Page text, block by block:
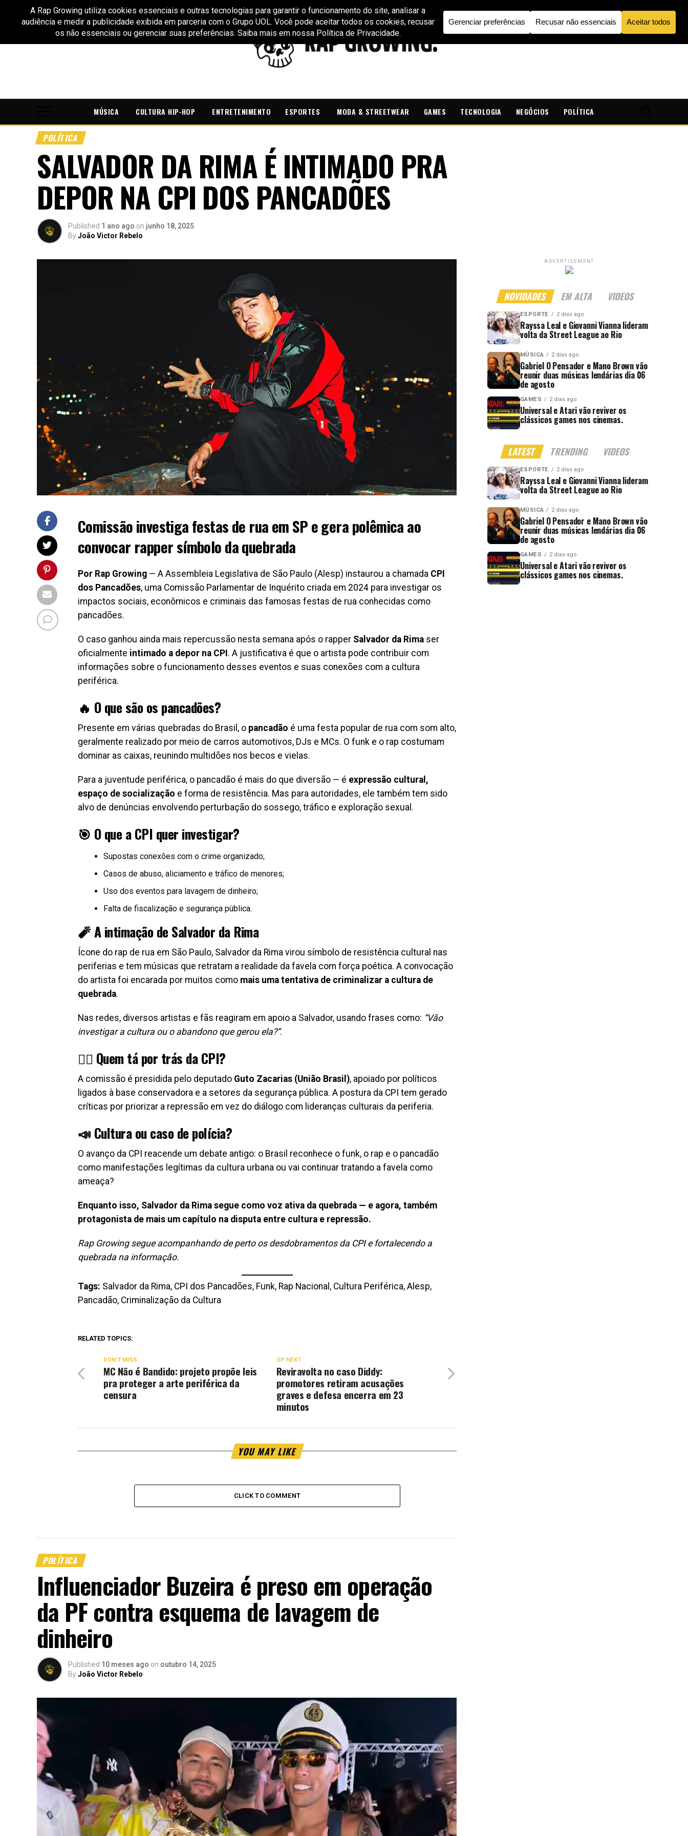
MÚSICA CULTURA HIP-HOP ENTRETENIMENTO ESPORTES MODA & STREETWEAR GAMES TECNOLOGIA NEGÓCIOS POLÍTICA
POLÍTICA
SALVADOR DA RIMA É INTIMADO PRA
DEPOR NA CPI DOS PANCADÕES
Published 1 ano ago on junho 18, 2025
ByJoão Victor Rebelo
Comissão investiga festas de rua em SP e gera polêmica ao
convocar rapper símbolo da quebrada
Por Rap Growing — A Assembleia Legislativa de São Paulo (Alesp) instaurou a chamada CPI
dos Pancadões, uma Comissão Parlamentar de Inquérito criada em 2024 para investigar os
impactos sociais, econômicos e criminais das famosas festas de rua conhecidas como
pancadões.
O caso ganhou ainda mais repercussão nesta semana após o rapper Salvador da Rima ser
oficialmente intimado a depor na CPI . A justificativa é que o artista pode contribuir com
informações sobre o funcionamento desses eventos e suas conexões com a cultura
periférica.
🔥 O que são os pancadões?
Presente em várias quebradas do Brasil, o pancadão é uma festa popular de rua com som alto,
geralmente realizado por meio de carros automotivos, DJs e MCs. O funk e o rap costumam
dominar as caixas, reunindo multidões nos becos e vielas.
Para a juventude periférica, o pancadão é mais do que diversão — é expressão cultural,
espaço de socialização e forma de resistência. Mas para autoridades, ele também tem sido
alvo de denúncias envolvendo perturbação do sossego, tráfico e exploração sexual.
🎯 O que a CPI quer investigar?
Supostas conexões com o crime organizado;
Casos de abuso, aliciamento e tráfico de menores;
Uso dos eventos para lavagem de dinheiro;
Falta de fiscalização e segurança pública.
🧨 A intimação de Salvador da Rima
Ícone do rap de rua em São Paulo, Salvador da Rima virou símbolo de resistência cultural nas
periferias e tem músicas que retratam a realidade da favela com força poética. A convocação
do artista foi encarada por muitos como mais uma tentativa de criminalizar a cultura de
quebrada.
Nas redes, diversos artistas e fãs reagiram em apoio a Salvador, usando frases como: “Vão
investigar a cultura ou o abandono que gerou ela?”.
👮‍♂️ Quem tá por trás da CPI?
A comissão é presidida pelo deputado Guto Zacarias (União Brasil), apoiado por políticos
ligados à base conservadora e a setores da segurança pública. A postura da CPI tem gerado
críticas por priorizar a repressão em vez do diálogo com lideranças culturais da periferia.
📣 Cultura ou caso de polícia?
O avanço da CPI reacende um debate antigo: o Brasil reconhece o funk, o rap e o pancadão
como manifestações legítimas da cultura urbana ou vai continuar tratando a favela como
ameaça?
Enquanto isso, Salvador da Rima segue como voz ativa da quebrada — e agora, também
protagonista de mais um capítulo na disputa entre cultura e repressão.
Rap Growing segue acompanhando de perto os desdobramentos da CPI e fortalecendo a
quebrada na informação.
Tags: Salvador da Rima, CPI dos Pancadões, Funk, Rap Nacional, Cultura Periférica, Alesp,
Pancadão, Criminalização da Cultura
RELATED TOPICS:
UP NEXT
Reviravolta no caso Diddy:
promotores retiram acusações
graves e defesa encerra em 23
minutos
DON'T MISS
MC Não é Bandido: projeto propõe leis
pra proteger a arte periférica da
censura
YOU MAY LIKE
CLICK TO COMMENT
POLÍTICA
Influenciador Buzeira é preso em operação
da PF contra esquema de lavagem de
dinheiro
Published 10 meses ago on outubro 14, 2025
ByJoão Victor Rebelo
ADVERTISEMENT
NOVIDADES EM ALTA VIDEOS
ESPORTE 2 dias ago
Rayssa Leal e Giovanni Vianna lideram
volta da Street League ao Rio
MÚSICA 2 dias ago
Gabriel O Pensador e Mano Brown vão
reunir duas músicas lendárias dia 06
de agosto
GAMES 2 dias ago
Universal e Atari vão reviver os
clássicos games nos cinemas.
LATEST TRENDING VIDEOS
ESPORTE 2 dias ago
Rayssa Leal e Giovanni Vianna lideram
volta da Street League ao Rio
MÚSICA 2 dias ago
Gabriel O Pensador e Mano Brown vão
reunir duas músicas lendárias dia 06
de agosto
GAMES 2 dias ago
Universal e Atari vão reviver os
clássicos games nos cinemas.